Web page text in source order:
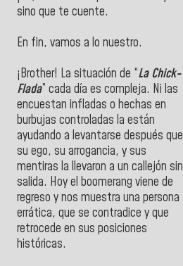
sino que te cuente.
En fin, vamos a lo nuestro.
¡Brother! La situación de “La Chick-
Flada” cada día es compleja. Ni las
encuestan infladas o hechas en
burbujas controladas la están
ayudando a levantarse después que
su ego, su arrogancia, y sus
mentiras la llevaron a un callejón sin
salida. Hoy el boomerang viene de
regreso y nos muestra una persona
errática, que se contradice y que
retrocede en sus posiciones
históricas.